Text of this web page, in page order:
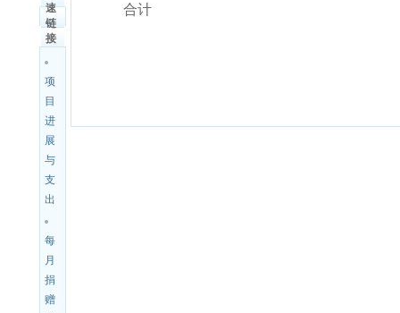
速
链
接
项
目
进
展
与
支
出
每
月
捐
赠
合计